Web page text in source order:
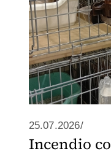
25.07.2026/
Incendio